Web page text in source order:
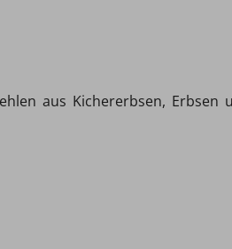
aus Kichererbsen, Erbsen